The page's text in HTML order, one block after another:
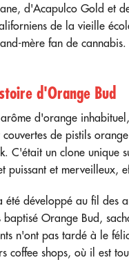
d'Acapulco Gold et
de la vieille
mère fan de
d'Orange Bud
d'orange
couvertes de pistils
C'était un clone unique
puissant et merveilleux,
développé au fil des
Orange Bud,
n'ont pas tardé à le
coffee shops, où il est